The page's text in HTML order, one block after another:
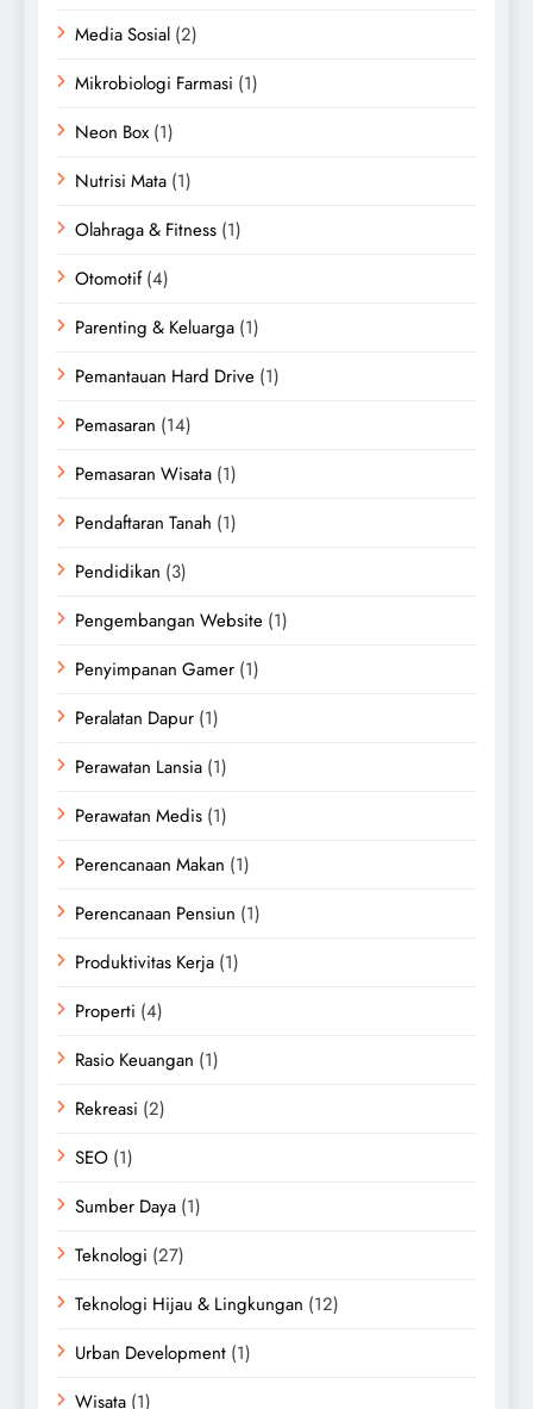
Media Sosial (2)
Mikrobiologi Farmasi (1)
Neon Box (1)
Nutrisi Mata (1)
Olahraga & Fitness (1)
Otomotif(4)
Parenting & Keluarga (1)
Pemantauan Hard Drive (1)
Pemasaran (14)
Pemasaran Wisata (1)
Pendaftaran Tanah (1)
Pendidikan (3)
Pengembangan Website (1)
Penyimpanan Gamer (1)
Peralatan Dapur (1)
Perawatan Lansia (1)
Perawatan Medis (1)
Perencanaan Makan (1)
Perencanaan Pensiun (1)
Produktivitas Kerja (1)
Properti (4)
Rasio Keuangan (1)
Rekreasi (2)
SEO (1)
Sumber Daya (1)
Teknologi (27)
Teknologi Hijau & Lingkungan (12)
Urban Development (1)
Wisata (1)